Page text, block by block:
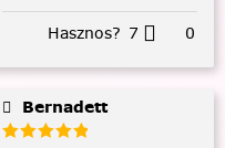
Hasznos? 7 0
Bernadett